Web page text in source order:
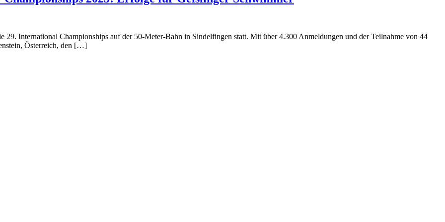
International Championships auf der 50-Meter-Bahn in Sindelfingen statt. Mit über 4.300 Anmeldungen und der Teilnahme von 44
Österreich, den […]